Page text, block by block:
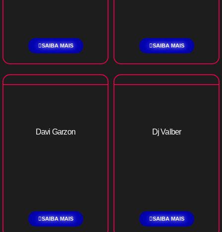
SAIBA MAIS SAIBA MAIS
Davi Garzon
SAIBA MAIS
Dj Valber
SAIBA MAIS